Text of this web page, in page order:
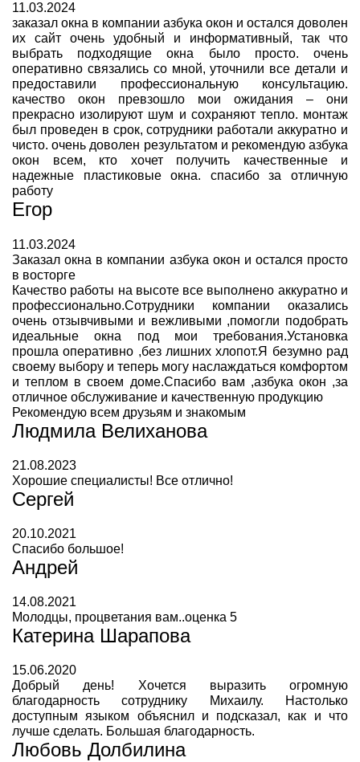
11.03.2024
заказал окна в компании азбука окон и остался доволен
их сайт очень удобный и информативный, так что
выбрать подходящие окна было просто. очень
оперативно связались со мной, уточнили все детали и
предоставили профессиональную консультацию.
качество окон превзошло мои ожидания – они
прекрасно изолируют шум и сохраняют тепло. монтаж
был проведен в срок, сотрудники работали аккуратно и
чисто. очень доволен результатом и рекомендую азбука
окон всем, кто хочет получить качественные и
надежные пластиковые окна. спасибо за отличную
работу
Егор
11.03.2024
Заказал окна в компании азбука окон и остался просто
в восторге
Качество работы на высоте все выполнено аккуратно и
профессионально.Сотрудники компании оказались
очень отзывчивыми и вежливыми ,помогли подобрать
идеальные окна под мои требования.Установка
прошла оперативно ,без лишних хлопот.Я безумно рад
своему выбору и теперь могу наслаждаться комфортом
и теплом в своем доме.Спасибо вам ,азбука окон ,за
отличное обслуживание и качественную продукцию
Рекомендую всем друзьям и знакомым
Людмила Велиханова
21.08.2023
Хорошие специалисты! Все отлично!
Сергей
20.10.2021
Спасибо большое!
Андрей
14.08.2021
Молодцы, процветания вам..оценка 5
Катерина Шарапова
15.06.2020
Добрый день! Хочется выразить огромную
благодарность сотруднику Михаилу. Настолько
доступным языком объяснил и подсказал, как и что
лучше сделать. Большая благодарность.
Любовь Долбилина